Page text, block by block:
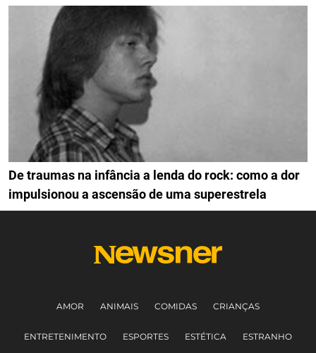
De traumas na infância a lenda do rock: como a dor
impulsionou a ascensão de uma superestrela
AMOR ANIMAIS COMIDAS CRIANÇAS
ENTRETENIMENTO ESPORTES ESTÉTICA ESTRANHO